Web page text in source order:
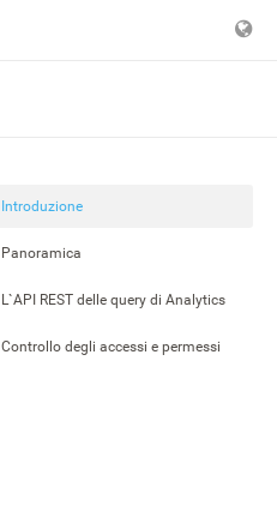
Introduzione
Panoramica
L`API REST delle query di Analytics
Controllo degli accessi e permessi